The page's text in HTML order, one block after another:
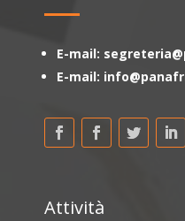
E-mail:
E-mail:
Attività